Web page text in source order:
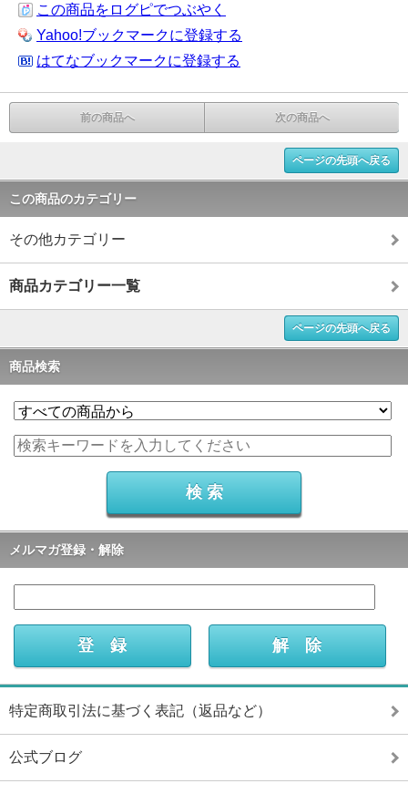
この商品をログピでつぶやく
Yahoo!ブックマークに登録する
はてなブックマークに登録する
前の商品へ 次の商品へ
ページの先頭へ戻る
この商品のカテゴリー
その他カテゴリー
商品カテゴリー一覧
ページの先頭へ戻る
商品検索
メルマガ登録・解除
特定商取引法に基づく表記（返品など）
公式ブログ